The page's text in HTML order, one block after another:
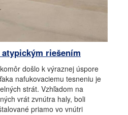
riešením
došlo k výraznej úspore
nafukovaciemu tesneniu je
strát. Vzhľadom na
vrát zvnútra haly, boli
priamo vo vnútri